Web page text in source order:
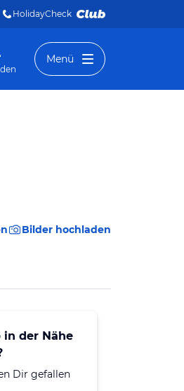
HolidayCheck
Menü
Bilder hochladen
in der Nähe
Dir gefallen